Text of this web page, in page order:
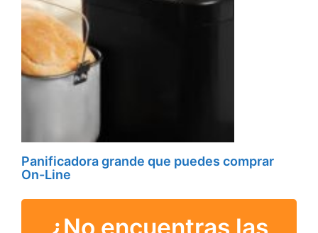
Panificadora grande que puedes comprar
On-Line